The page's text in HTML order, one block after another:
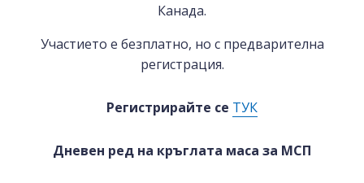
Канада.
Участието е безплатно, но с предварителна
регистрация.
Регистрирайте се ТУК
Дневен ред на кръглата маса за МСП